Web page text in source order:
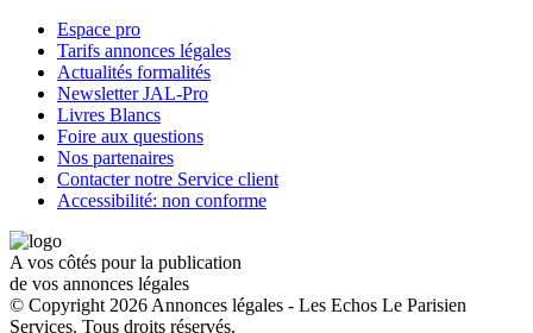
Espace pro
Tarifs annonces légales
Actualités formalités
Newsletter JAL-Pro
Livres Blancs
Foire aux questions
Nos partenaires
Contacter notre Service client
Accessibilité: non conforme
A vos côtés pour la publication
de vos annonces légales
© Copyright 2026 Annonces légales - Les Echos Le Parisien
Services. Tous droits réservés.